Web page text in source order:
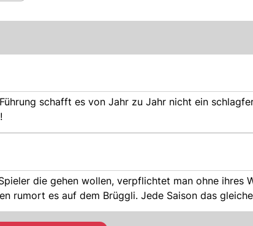
schafft es von Jahr zu Jahr nicht ein
die gehen wollen, verpflichtet man ohne ihres
rumort es auf dem Brüggli. Jede Saison das